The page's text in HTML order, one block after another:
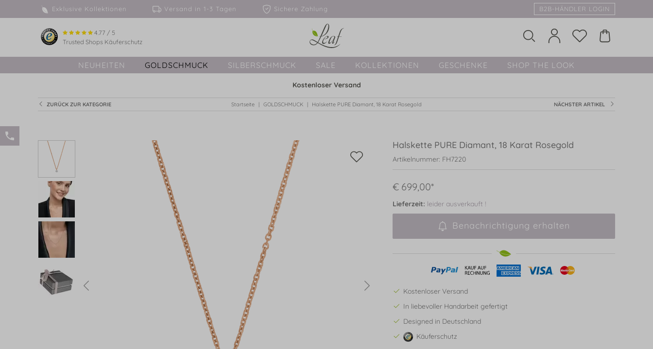
Exklusive Kollektionen Versand in 1-3 Tagen Sichere Zahlung B2B-HÄNDLER LOGIN
4.77 / 5
Trusted Shops Käuferschutz
NEUHEITEN GOLDSCHMUCK SILBERSCHMUCK SALE KOLLEKTIONEN GESCHENKE SHOP THE LOOK
Kostenloser Versand
ZURÜCK ZUR KATEGORIE Startseite GOLDSCHMUCK Halskette PURE Diamant, 18 Karat Rosegold NÄCHSTER ARTIKEL
Halskette PURE Diamant, 18 Karat Rosegold
Artikelnummer: FH7220
€ 699,00*
Lieferzeit: leider ausverkauft !
Benachrichtigung erhalten
Kostenloser Versand
In liebevoller Handarbeit gefertigt
Designed in Deutschland
Käuferschutz